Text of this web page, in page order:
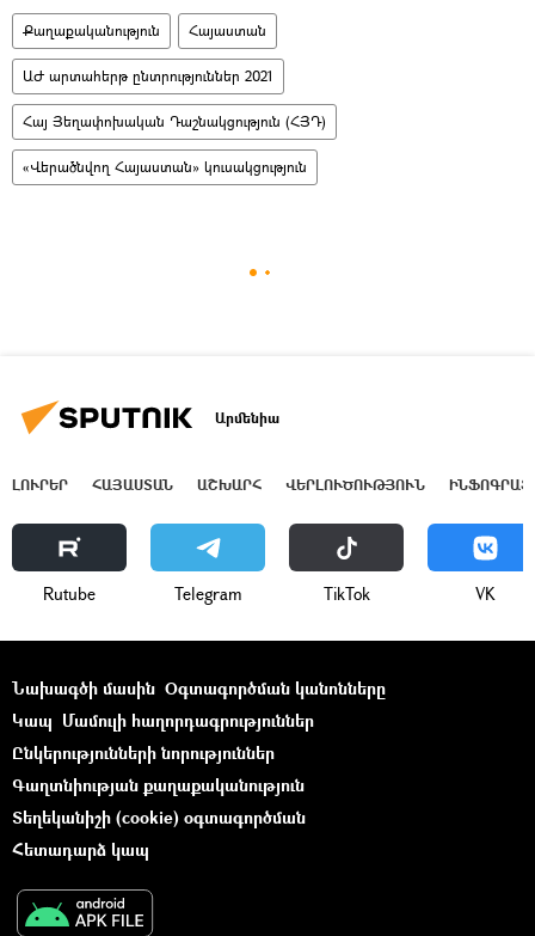
Քաղաքականություն Հայաստան
ԱԺ արտահերթ ընտրություններ 2021
Հայ Յեղափոխական Դաշնակցություն (ՀՅԴ)
«Վերածնվող Հայաստան» կուսակցություն
Արմենիա
ԼՈՒՐԵՐ ՀԱՅԱՍՏԱՆ ԱՇԽԱՐՀ ՎԵՐԼՈՒԾՈՒԹՅՈՒՆ
Rutube Telegram ТikТоk VK
Նախագծի մասին Օգտագործման կանոնները
Կապ Մամուլի հաղորդագրություններ
Ընկերությունների նորություններ
Գաղտնիության քաղաքականություն
Տեղեկանիշի (cookie) օգտագործման
Հետադարձ կապ